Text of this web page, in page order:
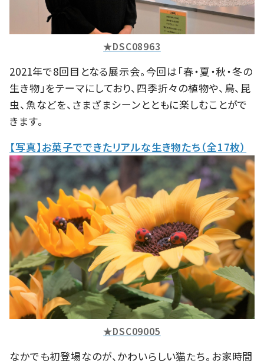
★DSC08963
2021年で8回目となる展示会。今回は「春・夏・秋・冬の
生き物」をテーマにしており、四季折々の植物や、鳥、昆
虫、魚などを、さまざまシーンとともに楽しむことがで
きます。
【写真】お菓子でできたリアルな生き物たち（全17枚）
★DSC09005
なかでも初登場なのが、かわいらしい猫たち。お家時間